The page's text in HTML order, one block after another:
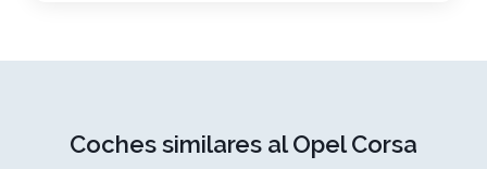
Coches similares al Opel Corsa